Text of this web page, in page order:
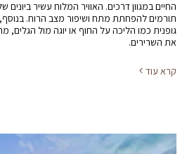
החיים במגוון דרכים. האוויר המלוח עשיר ביונים
תורמים להפחתת מתח ושיפור מצב הרוח. בנוסף,
גופנית כמו הליכה על החוף או יוגה מול הגלים,
את השרירים.
קרא עוד